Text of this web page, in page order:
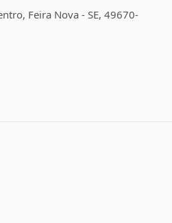
Feira Nova - SE, 49670-